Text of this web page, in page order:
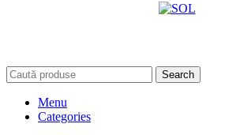
Search
Menu
Categories